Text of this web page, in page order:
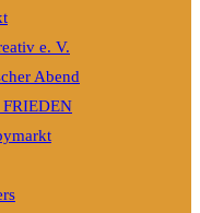
e. V.
Abend